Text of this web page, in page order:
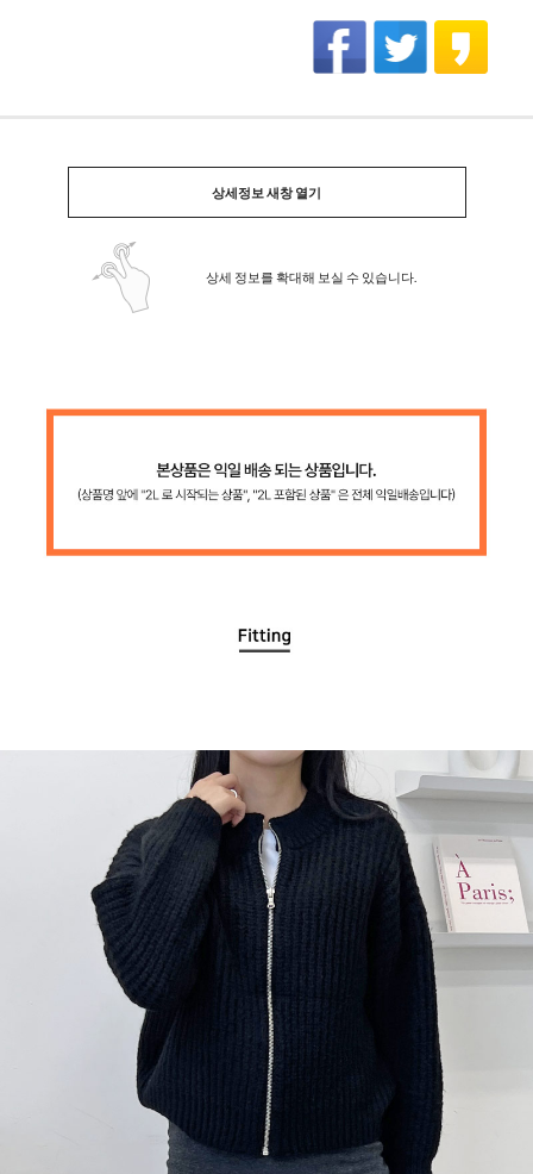
상세정보 새창 열기
상세 정보를 확대해 보실 수 있습니다.